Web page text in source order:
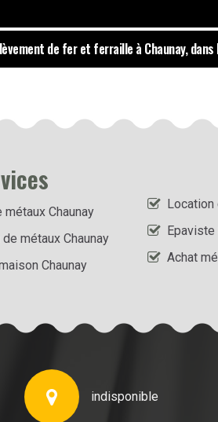
de fer et ferraille à Chaunay,
métaux Chaunay
métaux Chaunay
Chaunay
Location
Epaviste
Achat
indisponible